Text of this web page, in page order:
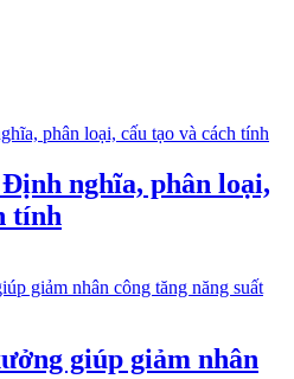
nghĩa, phân loại,
tính
giúp giảm nhân